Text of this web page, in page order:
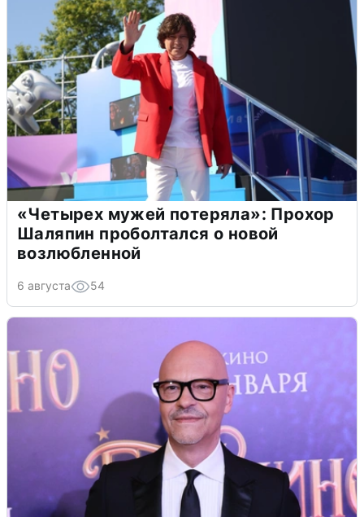
«Четырех мужей потеряла»: Прохор
Шаляпин проболтался о новой
возлюбленной
6 августа 54